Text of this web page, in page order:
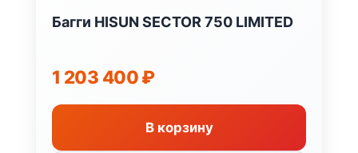
Багги HISUN SECTOR 750 LIMITED
1 203 400₽
В корзину